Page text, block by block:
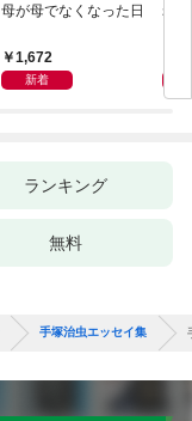
母が母でなくなった日
1,672
新着
老
ランキング
無料
手塚治虫エッセイ集